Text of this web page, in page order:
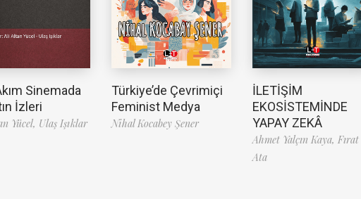
Sinemada
İzleri
Yücel, Ulaş Işıklar
Türkiye’de Çevrimiçi
Feminist Medya
Nihal Kocabey Şener
İLETİŞİM
EKOSİSTEMİNDE
YAPAY ZEKÂ
Ahmet Yalçın Kaya, Fırat
Ata